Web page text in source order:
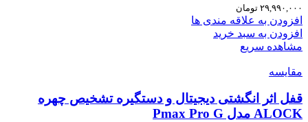
۲۹,۹۹۰,۰۰۰ تومان
افزودن به علاقه مندی ها
افزودن به سبد خرید
مشاهده سریع
مقایسه
قفل اثر انگشتی دیجیتال و دستگیره تشخیص چهره
ALOCK مدل Pmax Pro G